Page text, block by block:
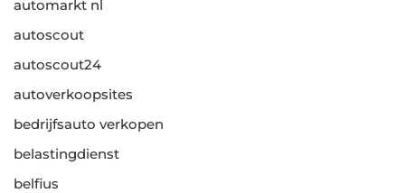
automarkt nl
autoscout
autoscout24
autoverkoopsites
bedrijfsauto verkopen
belastingdienst
belfius